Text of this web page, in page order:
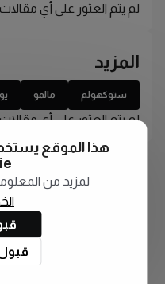
لم يتم العثور على أي مقالات
المزيد
ستوكهولم مالمو
لم يتم العثور على أي مقالات
هذا الموقع
لمزيد من